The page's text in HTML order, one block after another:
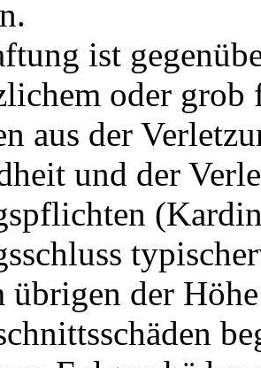
ist
oder grob
aus der
und der
übrigen der